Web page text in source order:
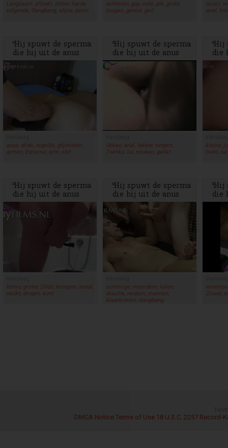
Langzaam, aftrekt, zitten, harde,
volgende, Gangbang, stijve, penis
achteren, gay, volle, pik, grote,
teugen, geniet, geil
neukt,
anal,
Hij spuwt de sperma
die hij uit de anus
heeft geslurpt in de
mond van zijn vriend
anus, dildo, tegelijk, glijmiddel,
armen, Extreme, arm, slot
Hij spuwt de sperma
die hij uit de anus
heeft geslurpt in de
likken, anal, lekker, vingert,
Twinks, lul, neuken, gelikt
Hij
die
kleine,
trekt,
Hij spuwt de sperma
die hij uit de anus
heeft geslurpt in de
mond van zijn vriend
homo, groter, Dildo, brengen, anaal,
neukt, dingen, kont
Hij spuwt de sperma
die hij uit de anus
heeft geslurpt in de
mond van zijn vriend
sommige, meerdere, lullen,
douche, neuken, mannen,
klaarkomen, Gangbang
Hij
die
Zowel,
DMCA Notice Terms of Use 18 U.S.C. 2257